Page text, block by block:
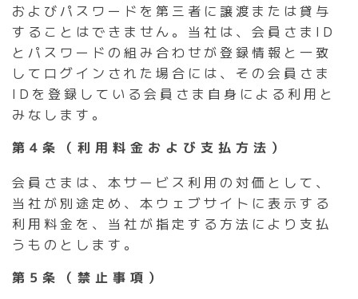
およびパスワードを第三者に譲渡または貸与
することはできません。当社は、会員さまID
とパスワードの組み合わせが登録情報と一致
してログインされた場合には、その会員さま
IDを登録している会員さま自身による利用と
みなします。
第4条（利用料金および支払方法）
会員さまは、本サービス利用の対価として、
当社が別途定め、本ウェブサイトに表示する
利用料金を、当社が指定する方法により支払
うものとします。
第5条（禁止事項）